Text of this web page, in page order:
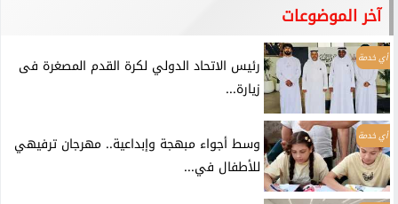
آخر الموضوعات
أي خدمة
رئيس الاتحاد الدولي لكرة القدم المصغرة فى
زيارة...
أي خدمة
وسط أجواء مبهجة وإبداعية.. مهرجان ترفيهي
للأطفال في...